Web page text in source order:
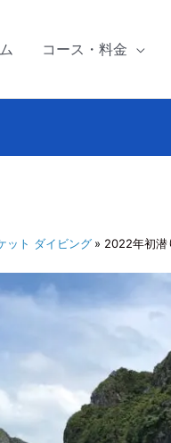
コース・料金
ット ダイビング 2022年初潜